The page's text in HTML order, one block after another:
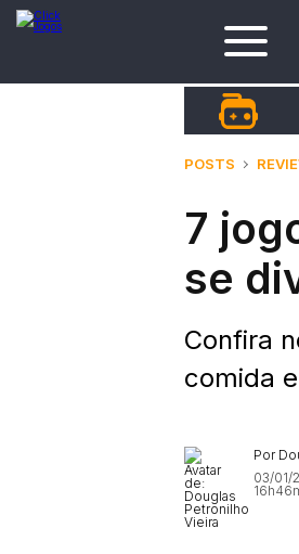
POSTS
7
se
Confira
comida
Por
03/01/